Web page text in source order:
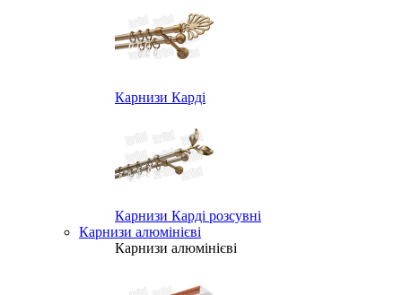
Карнизи Карді
Карнизи Карді розсувні
Карнизи алюмінієві
Карнизи алюмінієві